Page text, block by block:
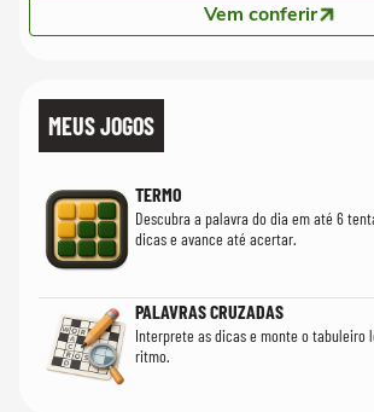
Vem conferir
MEUS JOGOS
TERMO
Descubra a palavra do dia em até 6
dicas e avance até acertar.
PALAVRAS CRUZADAS
Interprete as dicas e monte o tabuleiro
ritmo.